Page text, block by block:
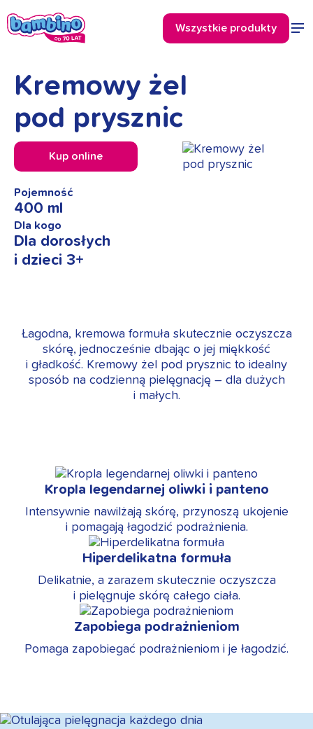
Kremowy żel
pod prysznic
Kup online
Pojemność
400 ml
Dla kogo
Dla dorosłych
i dzieci 3+
Łagodna, kremowa formuła skutecznie oczyszcza
skórę, jednocześnie dbając o jej miękkość
i gładkość. Kremowy żel pod prysznic to idealny
sposób na codzienną pielęgnację – dla dużych
i małych.
Kropla legendarnej oliwki i panteno
Intensywnie nawilżają skórę, przynoszą ukojenie
i pomagają łagodzić podrażnienia.
Hiperdelikatna formuła
Delikatnie, a zarazem skutecznie oczyszcza
i pielęgnuje skórę całego ciała.
Zapobiega podrażnieniom
Pomaga zapobiegać podrażnieniom i je łagodzić.